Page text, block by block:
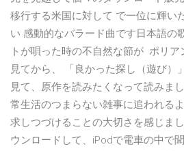
移行する米国に対して で一位に輝い
い 感動的なバラード曲です日本語の
トが唄った時の不自然な節が ポリ
見てから、 「良かった探し（遊び）
見て、原作を読みたくなって読みま
常生活のつまらない雑事に追われる
求しつづけることの大切さを感じま
ウンロードして、iPodで電車の中で